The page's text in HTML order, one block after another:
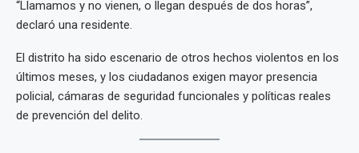
“Llamamos y no vienen, o llegan después de dos horas”,
declaró una residente.
El distrito ha sido escenario de otros hechos violentos en los
últimos meses, y los ciudadanos exigen mayor presencia
policial, cámaras de seguridad funcionales y políticas reales
de prevención del delito.